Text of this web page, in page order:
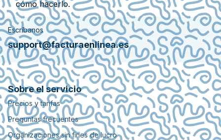
cómo hacerlo.
Escríbanos
support@facturaenlinea.es
Sobre el servicio
Precios y tarifas
Preguntas frecuentes
Organizaciones sin fines de lucro